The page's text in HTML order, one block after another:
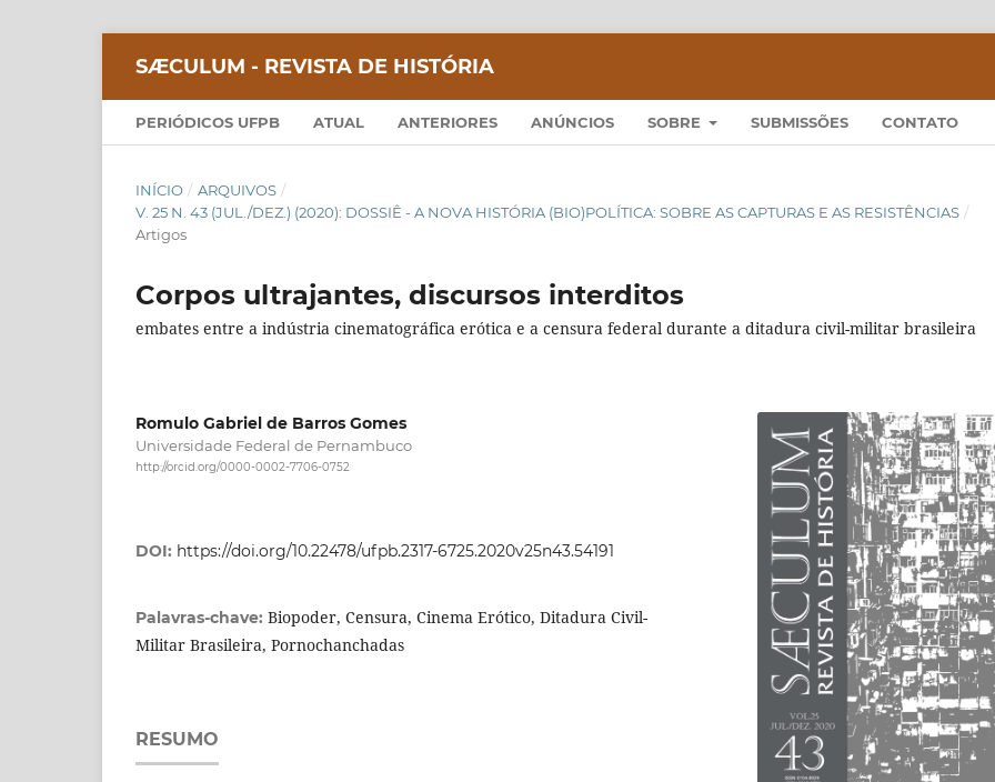
SÆCULUM - REVISTA DE HISTÓRIA
PERIÓDICOS UFPB ATUAL ANTERIORES ANÚNCIOS SOBRE SUBMISSÕES CONTATO
INÍCIO / ARQUIVOS /
V. 25 N. 43 (JUL./DEZ.) (2020): DOSSIÊ - A NOVA HISTÓRIA (BIO)POLÍTICA: SOBRE AS CAPTURAS E AS RESISTÊNCIAS /
Artigos
Corpos ultrajantes, discursos interditos
embates entre a indústria cinematográfica erótica e a censura federal durante a ditadura civil-militar brasileira
Romulo Gabriel de Barros Gomes
Universidade Federal de Pernambuco
http://orcid.org/0000-0002-7706-0752
DOI: https://doi.org/10.22478/ufpb.2317-6725.2020v25n43.54191
Palavras-chave: Biopoder, Censura, Cinema Erótico, Ditadura Civil-
Militar Brasileira, Pornochanchadas
RESUMO